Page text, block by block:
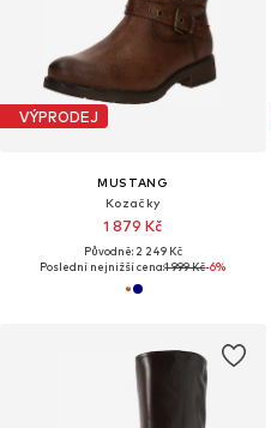
VÝPRODEJ
MUSTANG
Kozačky
1 879 Kč
Původně: 2 249 Kč
Poslední nejnižší cena:1 999 Kč-6%